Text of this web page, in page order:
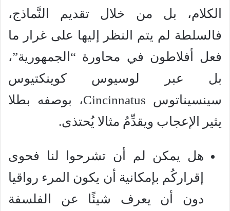
الكلام، بل من خلال تقديم النَّماذج،
فالسلطة لم يتم النظر إليها على غرار ما
فعل أفلاطون في محاورة “الجمهورية”،
بل عبر لوسيوس كوينكتيوس
سينسيناتوس Cincinnatus، بوصفه بطلا
يثير الإعجاب ويقدِّمُ مثالا يُحتذى.
هل يمكن لم أن تشرحوا لنا فحوى
إقراركُم بإمكانية أن يكون المرء رواقيا
دون أن يعرف شيئًا عن الفلسفة